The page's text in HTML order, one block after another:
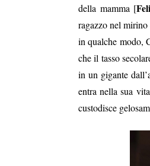
della mamma [
ragazzo nel
in qualche modo,
che il tasso
in un gigante
entra nella sua
custodisce